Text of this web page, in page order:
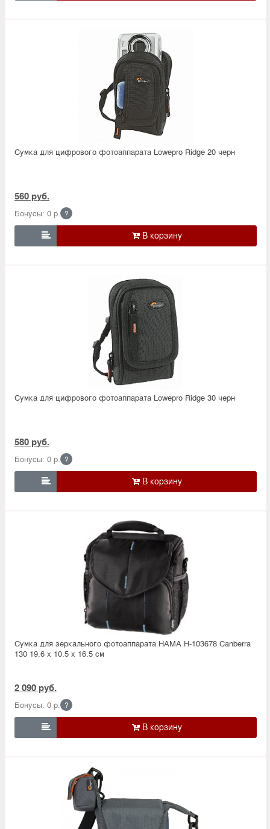
Сумка для цифрового фотоаппарата Lowepro Ridge 20 черн
560 руб.
Бонусы: 0 р. ?

Сумка для цифрового фотоаппарата Lowepro Ridge 30 черн
580 руб.
Бонусы: 0 р. ?

Сумка для зеркального фотоаппарата HAMA H-103678 Canberra
130 19.6 х 10.5 х 16.5 см
2 090 руб.
Бонусы: 0 р. ?
